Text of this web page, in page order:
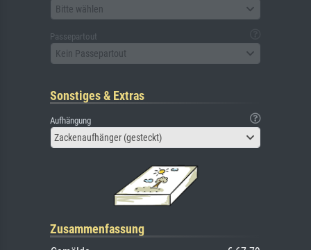
Bitte wählen
Passepartout
Kein Passepartout
Sonstiges & Extras
Aufhängung
Zackenaufhänger (gesteckt)
Zusammenfassung